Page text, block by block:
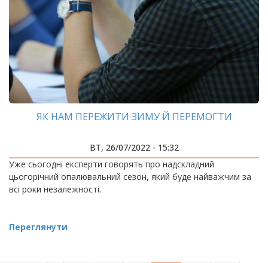
ЯК НАМ ПЕРЕЖИТИ ЗИМУ Й ПЕРЕМОГТИ
ВТ, 26/07/2022 - 15:32
Уже сьогодні експерти говорять про надскладний
цьогорічний опалювальний сезон, який буде найважчим за
всі роки незалежності.
Переглянути